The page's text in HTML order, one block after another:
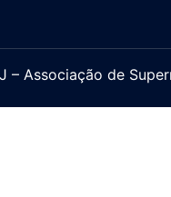
– Associação de